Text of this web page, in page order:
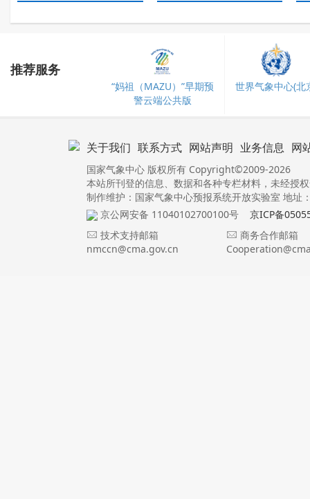
推荐服务
“妈祖（MAZU）”早期预
警云端公共版
世界气象中心(北
关于我们 联系方式 网站声明 业务信息 网
国家气象中心 版权所有 Copyright©2009-2026
本站所刊登的信息、数据和各种专栏材料，未经授
制作维护：国家气象中心预报系统开放实验室 地址
京公网安备 11040102700100号
京ICP备
技术支持邮箱
nmccn@cma.gov.cn
商务合作邮箱